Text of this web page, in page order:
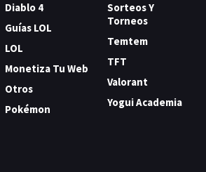
Diablo 4
Guías LOL
LOL
Monetiza Tu Web
Otros
Pokémon
Sorteos Y
Torneos
Temtem
TFT
Valorant
Yogui Academia